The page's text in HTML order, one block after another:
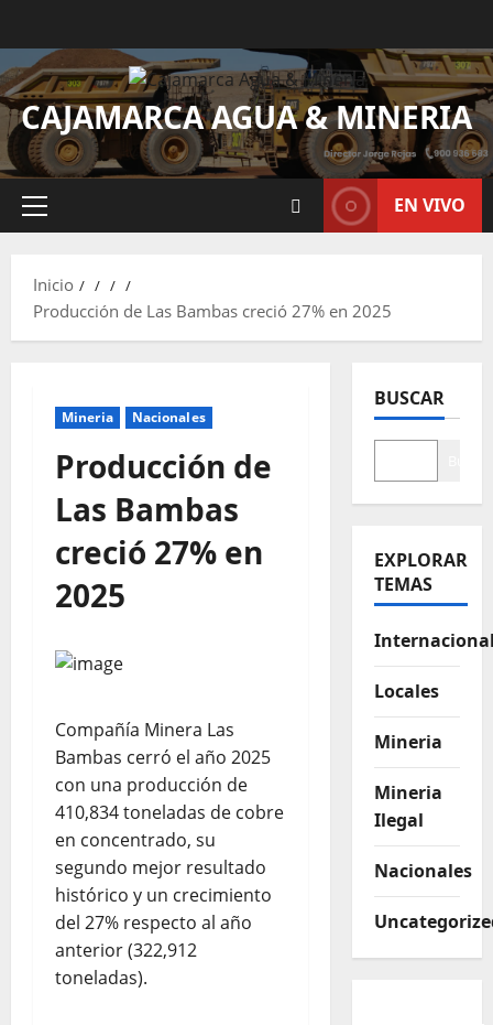
CAJAMARCA AGUA & MINERIA
EN VIVO
Inicio
Producción de Las Bambas creció 27% en 2025
Mineria Nacionales
Producción de
Las Bambas
creció 27% en
2025
Compañía Minera Las
Bambas cerró el año 2025
con una producción de
410,834 toneladas de cobre
en concentrado, su
segundo mejor resultado
histórico y un crecimiento
del 27% respecto al año
anterior (322,912
toneladas).
BUSCAR
EXPLORAR
TEMAS
Locales
Mineria
Mineria
Ilegal
Nacionales